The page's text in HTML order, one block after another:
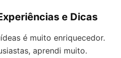
e Dicas
é muito enriquecedor.
aprendi muito.